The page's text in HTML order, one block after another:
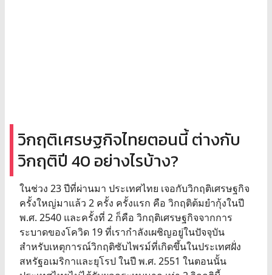
วิกฤติเศรษฐกิจไทยตอนนี้ ต่างกับ
วิกฤติปี 40 อย่างไรบ้าง?
ในช่วง 23 ปีที่ผ่านมา ประเทศไทย เจอกับวิกฤติเศรษฐกิจ
ครั้งใหญ่มาแล้ว 2 ครั้ง ครั้งแรก คือ วิกฤติต้มยํากุ้งในปี
พ.ศ. 2540 และครั้งที่ 2 ก็คือ วิกฤติเศรษฐกิจจากการ
ระบาดของโควิด 19 ที่เรากำลังเผชิญอยู่ในปัจจุบัน
สำหรับเหตุการณ์วิกฤติซับไพรม์ที่เกิดขึ้นในประเทศฝั่ง
สหรัฐอเมริกาและยุโรป ในปี พ.ศ. 2551 ในตอนนั้น